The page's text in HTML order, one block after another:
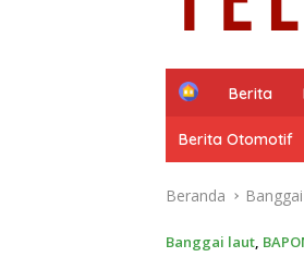
H
m
e
Berita
Berita Otomotif
Beranda
Banggai laut,